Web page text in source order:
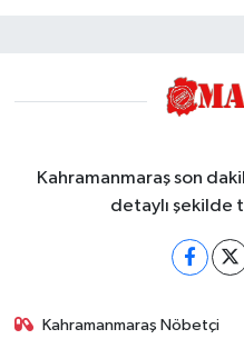
Kahramanmaraş son
detaylı şekilde
Kahramanmaraş Nöbetçi